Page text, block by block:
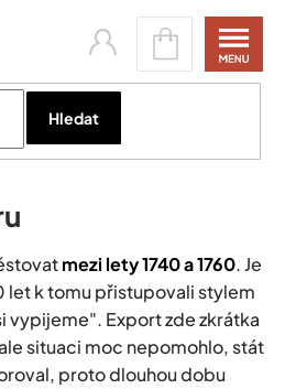
Hledat
Nákupní
košík
mezi lety 1740 a 1760. Je
let k tomu přistupovali stylem
vypijeme". Export zde zkrátka
situaci moc nepomohlo, stát
proto dlouhou dobu